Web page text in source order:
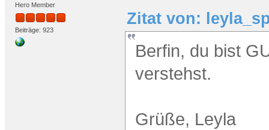
Hero Member
Beiträge: 923
Zitat von:
Berfin, du bist
verstehst.
Grüße, Leyla